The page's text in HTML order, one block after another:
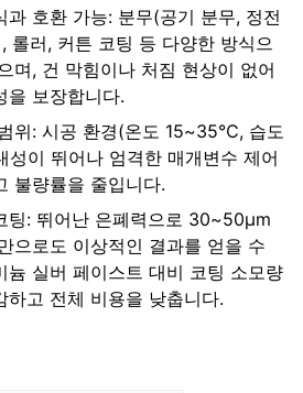
과 호환 가능: 분무(공기 분무, 정전
롤러, 커튼 코팅 등 다양한 방식으
며, 건 막힘이나 처짐 현상이 없어
을 보장합니다.
위: 시공 환경(온도 15~35℃, 습도
성이 뛰어나 엄격한 매개변수 제어
불량률을 줄입니다.
팅: 뛰어난 은폐력으로 30~50μm
으로도 이상적인 결과를 얻을 수
늄 실버 페이스트 대비 코팅 소모량
고 전체 비용을 낮춥니다.